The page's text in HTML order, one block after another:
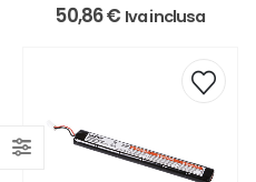
50,86€ Iva inclusa